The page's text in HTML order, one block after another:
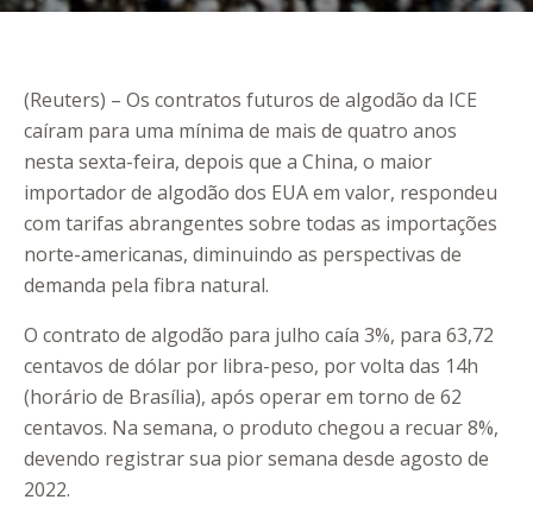
(Reuters) – Os contratos futuros de algodão da ICE
caíram para uma mínima de mais de quatro anos
nesta sexta-feira, depois que a China, o maior
importador de algodão dos EUA em valor, respondeu
com tarifas abrangentes sobre todas as importações
norte-americanas, diminuindo as perspectivas de
demanda pela fibra natural.
O contrato de algodão para julho caía 3%, para 63,72
centavos de dólar por libra-peso, por volta das 14h
(horário de Brasília), após operar em torno de 62
centavos. Na semana, o produto chegou a recuar 8%,
devendo registrar sua pior semana desde agosto de
2022.